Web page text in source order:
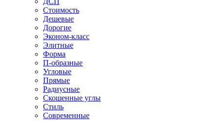
Стоимость
Дешевые
Дорогие
Эконом-класс
Элитные
Форма
П-образные
Угловые
Прямые
Радиусные
Скошенные углы
Стиль
Современные